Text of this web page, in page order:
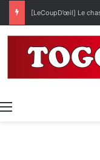
Menu